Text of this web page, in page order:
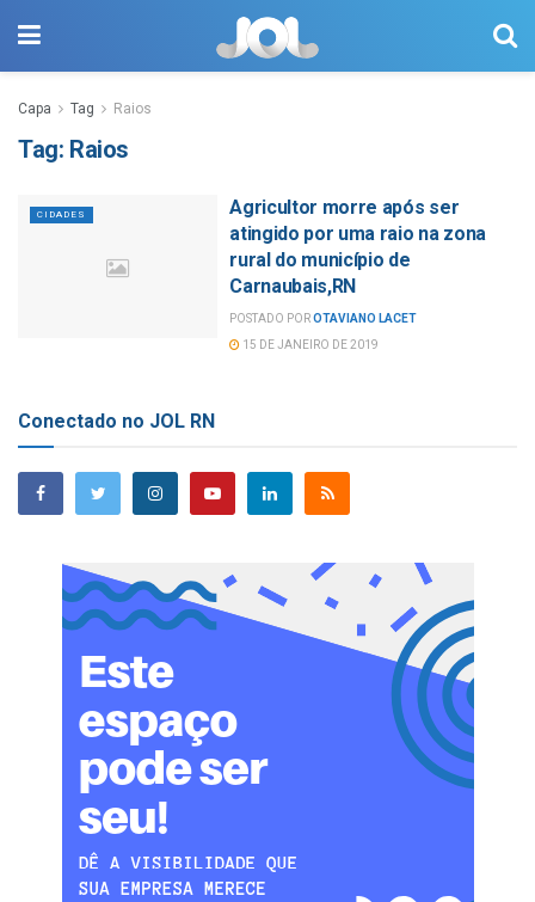
Capa Tag Raios
Tag: Raios
CIDADES
Agricultor morre após ser
atingido por uma raio na zona
rural do município de
Carnaubais,RN
POSTADO POROTAVIANO LACET
15 DE JANEIRO DE 2019
Conectado no JOL RN